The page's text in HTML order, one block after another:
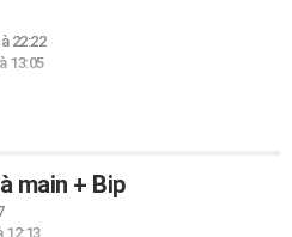
22:22
13:05
main + Bip
12:13